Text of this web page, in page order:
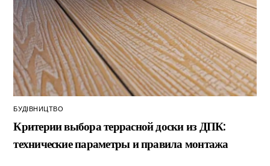
БУДІВНИЦТВО
Критерии выбора террасной доски из ДПК:
технические параметры и правила монтажа